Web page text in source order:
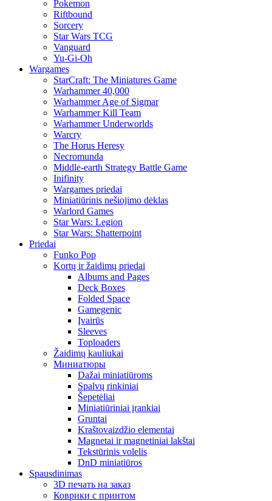
Pokemon
Riftbound
Sorcery
Star Wars TCG
Vanguard
Yu-Gi-Oh
Wargames
StarCraft: The Miniatures Game
Warhammer 40,000
Warhammer Age of Sigmar
Warhammer Kill Team
Warhammer Underworlds
Warcry
The Horus Heresy
Necromunda
Middle-earth Strategy Battle Game
Inifinity
Wargames priedai
Miniatiūrinis nešiojimo dėklas
Warlord Games
Star Wars: Legion
Star Wars: Shatterpoint
Priedai
Funko Pop
Kortų ir žaidimų priedai
Albums and Pages
Deck Boxes
Folded Space
Gamegenic
Įvairūs
Sleeves
Toploaders
Žaidimų kauliukai
Миниатюры
Dažai miniatiūroms
Spalvų rinkiniai
Šepetėliai
Miniatiūriniai įrankiai
Gruntai
Kraštovaizdžio elementai
Magnetai ir magnetiniai lakštai
Tekstūrinis volelis
DnD miniatiūros
Spausdinimas
3D печать на заказ
Коврики с принтом